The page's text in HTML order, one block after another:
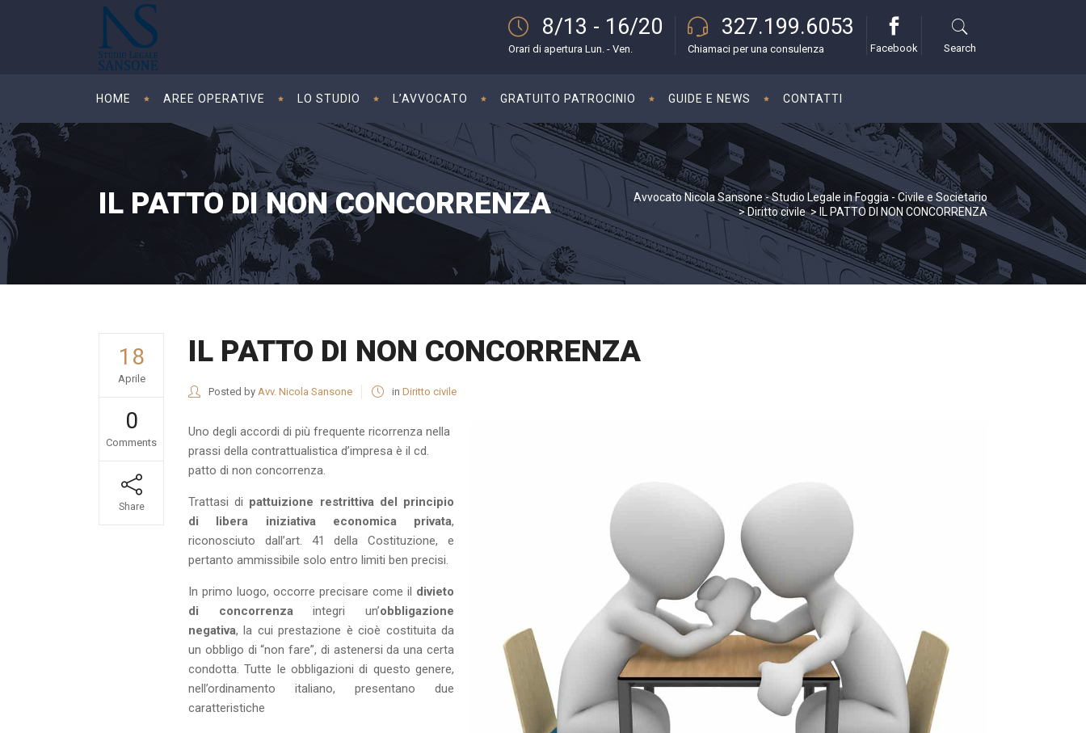
8/13 - 16/20
Orari di apertura Lun. - Ven.
327.199.6053
Chiamaci per una consulenza Facebook Search
HOME AREE OPERATIVE LO STUDIO L’AVVOCATO GRATUITO PATROCINIO GUIDE E NEWS CONTATTI
IL PATTO DI NON CONCORRENZA
Avvocato Nicola Sansone - Studio Legale in Foggia - Civile e Societario
>Diritto civile> IL PATTO DI NON CONCORRENZA
18
Aprile
0
Comments
Share
IL PATTO DI NON CONCORRENZA
Posted by Avv. Nicola Sansone in Diritto civile
Uno degli accordi di più frequente ricorrenza nella
prassi della contrattualistica d’impresa è il cd.
patto di non concorrenza.
Trattasi di pattuizione restrittiva del principio
di libera iniziativa economica privata,
riconosciuto dall’art. 41 della Costituzione, e
pertanto ammissibile solo entro limiti ben precisi.
In primo luogo, occorre precisare come il divieto
di concorrenzaintegri un’obbligazione
negativa, la cui prestazione è cioè costituita da
un obbligo di “non fare”, di astenersi da una certa
condotta. Tutte le obbligazioni di questo genere,
nell’ordinamento italiano, presentano due
caratteristiche